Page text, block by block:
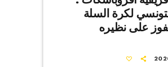
لكرة السلة
للسيدات يفوز على نظيره